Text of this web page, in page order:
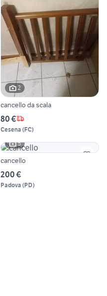
2
cancello da scala
80 €
Cesena (FC)
5
cancello
200 €
Padova (PD)